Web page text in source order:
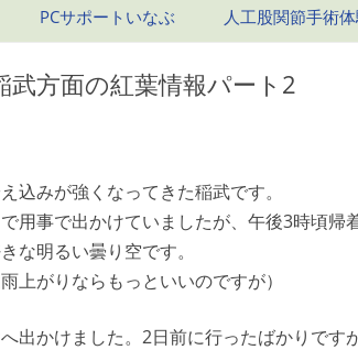
PCサポートいなぶ 人工股関節手術
2回目の経過
武方面の紅葉情報パート2
込みが強くなってきた稲武です。
用事で出かけていましたが、午後3時頃帰着
な明るい曇り空です。
雨上がりならもっといいのですが）
出かけました。2日前に行ったばかりです